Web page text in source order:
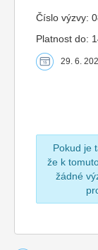
Číslo výzvy:
Platnost do:
29. 6.
Pokud je
že k
žádné